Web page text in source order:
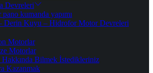
Devreleri
pano kumanda yapımı
Derin Kuyu – Hidrofor Motor Devreleri
Motorlar
Motorlar
Hakkında Bilmek İstedikleriniz
Kazanmak